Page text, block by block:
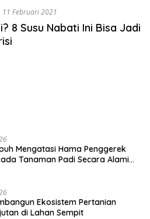
11 Februari 2021
8 Susu Nabati Ini Bisa Jadi
Mengatasi Hama Penggerek
Tanaman Padi Secara Alami
Ekosistem Pertanian
di Lahan Sempit